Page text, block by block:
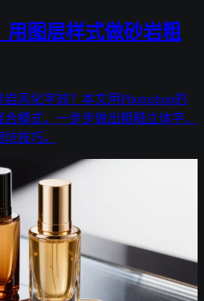
用图层样式做砂岩粗
风化字效？本文用Photoshop的
模式，一步步做出粗糙立体字，
技巧。